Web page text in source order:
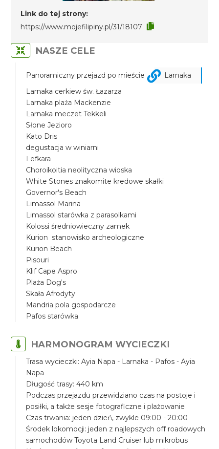
Link do tej strony:
https://www.mojefilipiny.pl/31/18107
NASZE CELE
Panoramiczny przejazd po mieście
Larnaka
Larnaka cerkiew św. Łazarza
Larnaka plaża Mackenzie
Larnaka meczet Tekkeli
Słone Jezioro
Kato Dris
degustacja w winiarni
Lefkara
Choroikoitia neolityczna wioska
White Stones znakomite kredowe skałki
Governor's Beach
Limassol Marina
Limassol starówka z parasolkami
Kolossi średniowieczny zamek
Kurion stanowisko archeologiczne
Kurion Beach
Pisouri
Klif Cape Aspro
Plaża Dog's
Skała Afrodyty
Mandria pola gospodarcze
Pafos starówka
HARMONOGRAM WYCIECZKI
Trasa wycieczki: Ayia Napa - Larnaka - Pafos - Ayia
Napa
Długość trasy: 440 km
Podczas przejazdu przewidziano czas na postoje i
posiłki, a także sesje fotograficzne i plażowanie
Czas trwania: jeden dzień, zwykle 09:00 - 20:00
Środek lokomocji: jeden z najlepszych off roadowych
samochodów Toyota Land Cruiser lub mikrobus